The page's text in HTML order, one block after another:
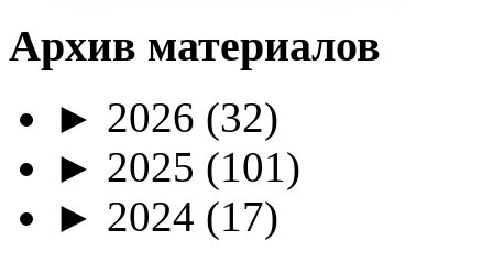
Архив материалов
► 2026 (32)
► 2025 (101)
► 2024 (17)